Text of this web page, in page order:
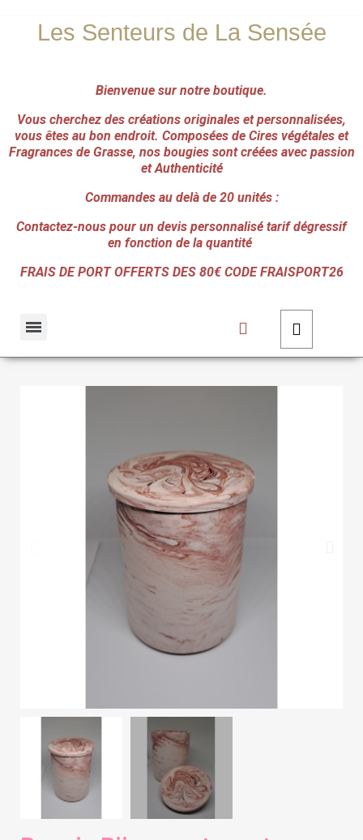
Les Senteurs de La Sensée
Bienvenue sur notre boutique.
Vous cherchez des créations originales et personnalisées,
vous êtes au bon endroit. Composées de Cires végétales et
Fragrances de Grasse, nos bougies sont créées avec passion
et Authenticité
Commandes au delà de 20 unités :
Contactez-nous pour un devis personnalisé tarif dégressif
en fonction de la quantité
FRAIS DE PORT OFFERTS DES 80€ CODE FRAISPORT26